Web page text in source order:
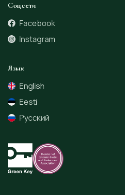
Соцсети
Facebook
Instagram
Язык
English
Eesti
Русский